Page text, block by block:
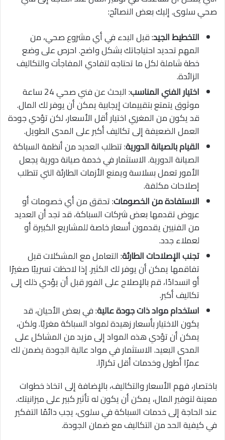
صحي سلوى. إليك بعض النصائح:
التخطيط الجيد: قبل البدء في أي مشروع صحي، من
المهم تحديد احتياجاتك بشكل واضح. احرص على وضع
خطة شاملة لكل ما تحتاجه لتفادي المفاجآت والتكاليف
الزائدة.
اختيار الفني المناسب
: البحث عن فني صحي 24 ساعة
موثوق يتمتع بتقييمات إيجابية يمكن أن يوفر لك المال.
قد يكون من المغري اختيار أقل الأسعار، لكن تؤدي جودة
العمل الضعيفة إلى تكاليف أكبر على المدى الطويل.
القيام بالصيانة الدورية: تتطلب العديد من أنظمة السباكة
الصيانة الدورية. الاستثمار في خدمة صيانة دورية يجعل
الأمور تعمل بسلاسة ويمنع الأزمات الطارئة التي تتطلب
إصلاحات مكلفة.
الاستفادة من الخصومات: تحقق من أي خصومات أو
عروض تقدمها بعض شركات السباكة، قد تجد أن العديد
من الفنيين يقدمون أسعار خاصة للمشاريع الكبيرة أو
لعملاء جدد.
تجنب الإصلاحات الطارئة: التعامل مع المشكلات قبل
تفاقمها يمكن أن يوفر لك الكثير. إذا لاحظت تسريبًا صغيرًا
أو انسدادًا، قم بالإصلاح على الفور قبل أن يؤدي ذلك إلى
تكاليف أكبر.
استخدام مواد ذات جودة عالية: في بعض الأحيان، قد
يكون الاختيار بأسعار زهيدة لمواد السباكة مغريًا. ولكن،
يمكن أن تؤدي هذه المواد إلى مزيد من المشاكل على
المدى البعيد. الاستثمار في مواد عالية الجودة يضمن لك
عمرًا أطول وخدمات أقل تكرارًا.
باختصار، فهم الأسعار والتكاليف، بالإضافة إلى اتخاذ خطوات
معينة لتوفير المال، يمكن أن يكون له تأثير كبير على ميزانيتك.
عند الحاجة إلى خدمات السباكة في سلوى، يجب دائمًا التفكير
في كيفية الحد من التكاليف مع ضمان الجودة.